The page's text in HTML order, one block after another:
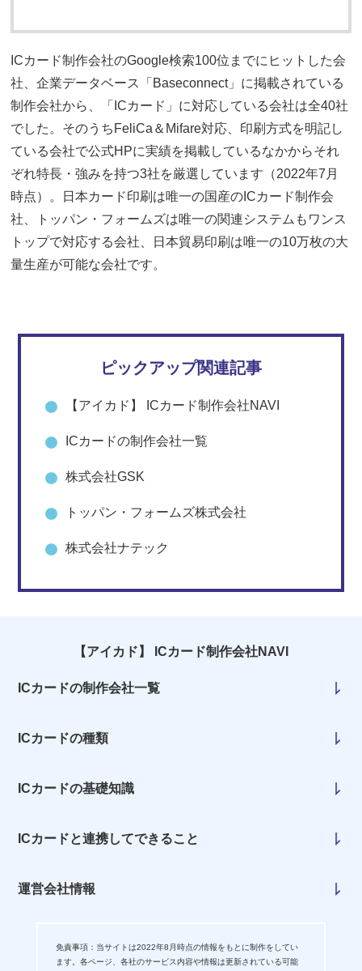
ICカード制作会社のGoogle検索100位までにヒットした会
社、企業データベース「Baseconnect」に掲載されている
制作会社から、「ICカード」に対応している会社は全40社
でした。そのうちFeliCa＆Mifare対応、印刷方式を明記し
ている会社で公式HPに実績を掲載しているなかからそれ
ぞれ特長・強みを持つ3社を厳選しています（2022年7月
時点）。日本カード印刷は唯一の国産のICカード制作会
社、トッパン・フォームズは唯一の関連システムもワンス
トップで対応する会社、日本貿易印刷は唯一の10万枚の大
量生産が可能な会社です。
ピックアップ関連記事
【アイカド】 ICカード制作会社NAVI
ICカードの制作会社一覧
株式会社GSK
トッパン・フォームズ株式会社
株式会社ナテック
【アイカド】 ICカード制作会社NAVI
ICカードの制作会社一覧
ICカードの種類
ICカードの基礎知識
ICカードと連携してできること
運営会社情報
免責事項：当サイトは2022年8月時点の情報をもとに制作をしてい
ます。各ページ、各社のサービス内容や情報は更新されている可能